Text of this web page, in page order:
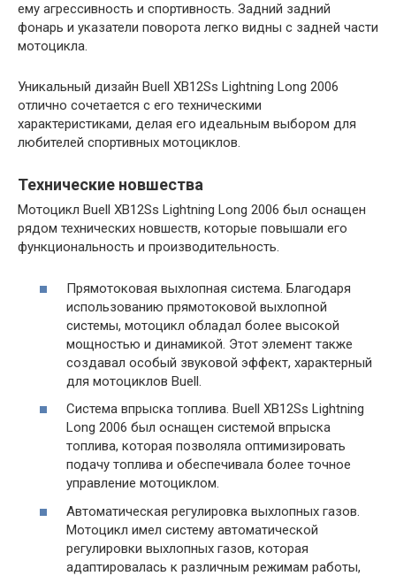
ему агрессивность и спортивность. Задний задний
фонарь и указатели поворота легко видны с задней части
мотоцикла.
Уникальный дизайн Buell XB12Ss Lightning Long 2006
отлично сочетается с его техническими
характеристиками, делая его идеальным выбором для
любителей спортивных мотоциклов.
Технические новшества
Мотоцикл Buell XB12Ss Lightning Long 2006 был оснащен
рядом технических новшеств, которые повышали его
функциональность и производительность.
Прямотоковая выхлопная система. Благодаря
использованию прямотоковой выхлопной
системы, мотоцикл обладал более высокой
мощностью и динамикой. Этот элемент также
создавал особый звуковой эффект, характерный
для мотоциклов Buell.
Система впрыска топлива. Buell XB12Ss Lightning
Long 2006 был оснащен системой впрыска
топлива, которая позволяла оптимизировать
подачу топлива и обеспечивала более точное
управление мотоциклом.
Автоматическая регулировка выхлопных газов.
Мотоцикл имел систему автоматической
регулировки выхлопных газов, которая
адаптировалась к различным режимам работы,